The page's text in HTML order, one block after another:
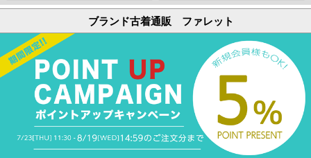
ブランド古着通販 ファレット